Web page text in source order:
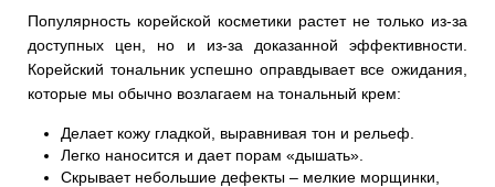
Популярность корейской косметики растет не только из-за
доступных цен, но и из-за доказанной эффективности.
Корейский тональник успешно оправдывает все ожидания,
которые мы обычно возлагаем на тональный крем:
Делает кожу гладкой, выравнивая тон и рельеф.
Легко наносится и дает порам «дышать».
Скрывает небольшие дефекты – мелкие морщинки,